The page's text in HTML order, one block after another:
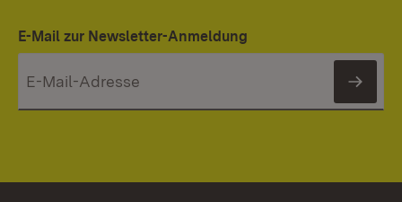
E-Mail zur Newsletter-Anmeldung